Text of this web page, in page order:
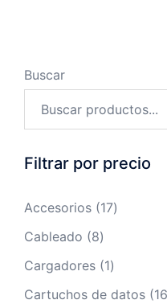
Buscar
Filtrar por precio
Accesorios 1717
Cableado 88
productos
Cargadores 11
producto
Cartuchos de datos 16